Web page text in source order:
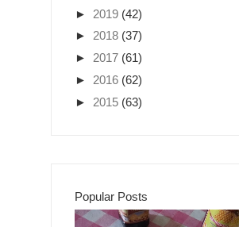
► 2019 (42)
► 2018 (37)
► 2017 (61)
► 2016 (62)
► 2015 (63)
Popular Posts